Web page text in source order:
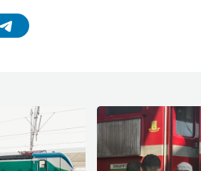
Telegram